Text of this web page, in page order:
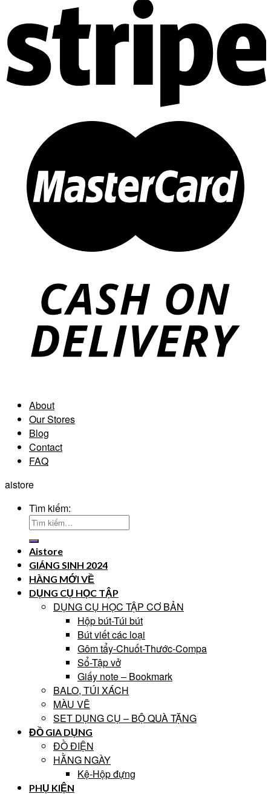
About
Our Stores
Blog
Contact
FAQ
aistore
Tìm kiếm:
Aistore
GIÁNG SINH 2024
HÀNG MỚI VỀ
DỤNG CỤ HỌC TẬP
DỤNG CỤ HỌC TẬP CƠ BẢN
Hộp bút-Túi bút
Bút viết các loại
Gôm tẩy-Chuốt-Thước-Compa
Sổ-Tập vở
Giấy note – Bookmark
BALO, TÚI XÁCH
MÀU VẼ
SET DỤNG CỤ – BỘ QUÀ TẶNG
ĐỒ GIA DỤNG
ĐỒ ĐIỆN
HẰNG NGÀY
Kệ-Hộp đựng
PHỤ KIỆN